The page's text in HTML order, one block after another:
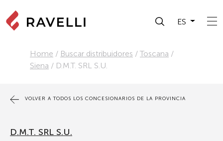
ES
Home / Buscar distribuidores / Toscana /
Siena / D.M.T. SRL S.U.
VOLVER A TODOS LOS CONCESIONARIOS DE LA PROVINCIA
D.M.T. SRL S.U.